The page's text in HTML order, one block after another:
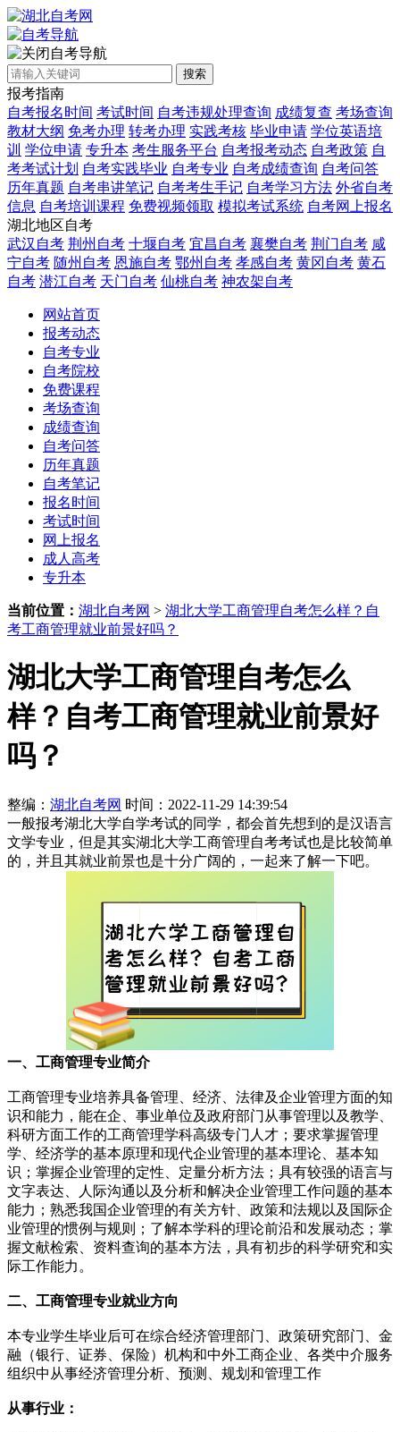
自考导航
搜索
报考指南
自考报名时间 考试时间 自考违规处理查询 成绩复查 考场查询
教材大纲 免考办理 转考办理 实践考核 毕业申请 学位英语培
训 学位申请 专升本 考生服务平台 自考报考动态 自考政策 自
考考试计划 自考实践毕业 自考专业 自考成绩查询 自考问答
历年真题 自考串讲笔记 自考考生手记 自考学习方法 外省自考
信息 自考培训课程 免费视频领取 模拟考试系统 自考网上报名
湖北地区自考
武汉自考 荆州自考 十堰自考 宜昌自考 襄樊自考 荆门自考 咸
宁自考 随州自考 恩施自考 鄂州自考 孝感自考 黄冈自考 黄石
自考 潜江自考 天门自考 仙桃自考 神农架自考
网站首页
报考动态
自考专业
自考院校
免费课程
考场查询
成绩查询
自考问答
历年真题
自考笔记
报名时间
考试时间
网上报名
成人高考
专升本
当前位置： 湖北自考网 > 湖北大学工商管理自考怎么样？自
考工商管理就业前景好吗？
湖北大学工商管理自考怎么
样？自考工商管理就业前景好
吗？
整编： 湖北自考网 时间：2022-11-29 14:39:54
一般报考湖北大学自学考试的同学，都会首先想到的是汉语言
文学专业，但是其实湖北大学工商管理自考考试也是比较简单
的，并且其就业前景也是十分广阔的，一起来了解一下吧。
一、工商管理专业简介
工商管理专业培养具备管理、经济、法律及企业管理方面的知
识和能力，能在企、事业单位及政府部门从事管理以及教学、
科研方面工作的工商管理学科高级专门人才；要求掌握管理
学、经济学的基本原理和现代企业管理的基本理论、基本知
识；掌握企业管理的定性、定量分析方法；具有较强的语言与
文字表达、人际沟通以及分析和解决企业管理工作问题的基本
能力；熟悉我国企业管理的有关方针、政策和法规以及国际企
业管理的惯例与规则；了解本学科的理论前沿和发展动态；掌
握文献检索、资料查询的基本方法，具有初步的科学研究和实
际工作能力。
二、工商管理专业就业方向
本专业学生毕业后可在综合经济管理部门、政策研究部门、金
融（银行、证券、保险）机构和中外工商企业、各类中介服务
组织中从事经济管理分析、预测、规划和管理工作
从事行业：